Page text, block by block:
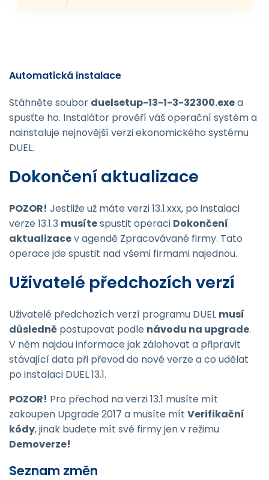
Automatická instalace
Stáhněte soubor duelsetup-13-1-3-32300.exea
spusťte ho. Instalátor prověří váš operační systém a
nainstaluje nejnovější verzi ekonomického systému
DUEL.
Dokončení aktualizace
POZOR! Jestliže už máte verzi 13.1.xxx, po instalaci
verze 13.1.3 musítespustit operaci Dokončení
aktualizacev agendě Zpracovávané firmy. Tato
operace jde spustit nad všemi firmami najednou.
Uživatelé předchozích verzí
Uživatelé předchozích verzí programu DUEL musí
důsledně postupovat podle návodu na upgrade.
V něm najdou informace jak zálohovat a připravit
stávající data při převod do nové verze a co udělat
po instalaci DUEL 13.1.
POZOR! Pro přechod na verzi 13.1 musíte mít
zakoupen Upgrade 2017 a musíte mít Verifikační
kódy, jinak budete mít své firmy jen v režimu
Demoverze!
Seznam změn